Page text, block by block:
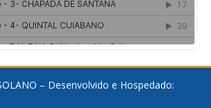
– Desenvolvido e Hospedado: